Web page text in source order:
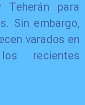
Teherán para
Sin embargo,
varados en
recientes